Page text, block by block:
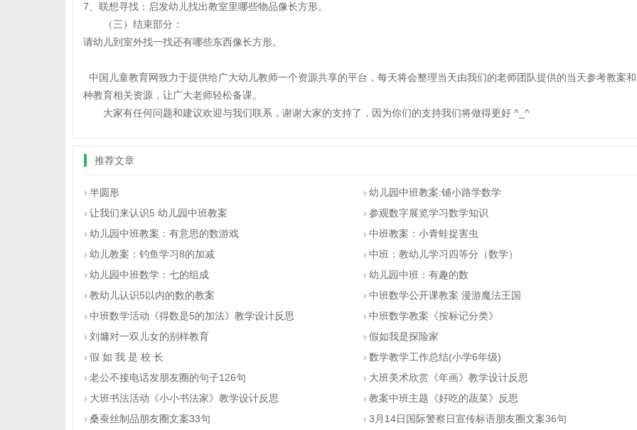
7、联想寻找：启发幼儿找出教室里哪些物品像长方形。
（三）结束部分：
请幼儿到室外找一找还有哪些东西像长方形。
中国儿童教育网致力于提供给广大幼儿教师一个资源共享的平台，每天将会整理当天由我们的老师团队提供的当天参考教案
种教育相关资源，让广大老师轻松备课。
大家有任何问题和建议欢迎与我们联系，谢谢大家的支持了，因为你们的支持我们将做得更好 ^_^
推荐文章
半圆形
幼儿园中班教案:铺小路学数学
让我们来认识5 幼儿园中班教案
参观数字展览学习数学知识
幼儿园中班教案：有意思的数游戏
中班教案：小青蛙捉害虫
幼儿教案：钓鱼学习8的加减
中班：教幼儿学习四等分（数学）
幼儿园中班数学：七的组成
幼儿园中班：有趣的数
教幼儿认识5以内的数的教案
中班数学公开课教案 漫游魔法王国
中班数学活动《得数是5的加法》教学设计反思
中班数学教案《按标记分类》
刘墉对一双儿女的别样教育
假如我是探险家
假 如 我 是 校 长
数学教学工作总结(小学6年级)
老公不接电话发朋友圈的句子126句
大班美术欣赏《年画》教学设计反思
大班书法活动《小小书法家》教学设计反思
教案中班主题《好吃的蔬菜》反思
桑蚕丝制品朋友圈文案33句
3月14日国际警察日宣传标语朋友圈文案36句